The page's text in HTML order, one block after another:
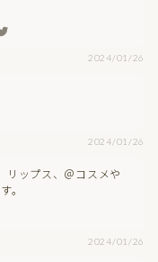
2024/01/26
2024/01/26
リップス、＠コスメや
。
2024/01/26